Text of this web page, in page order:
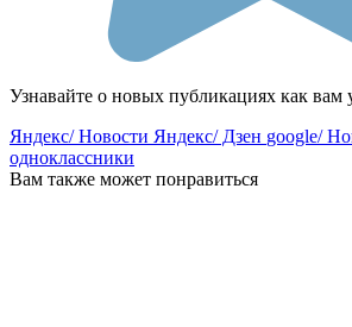
Узнавайте о новых публикациях как вам
Яндекс/ Новости Яндекс/ Дзен google/
одноклассники
Вам также может понравиться